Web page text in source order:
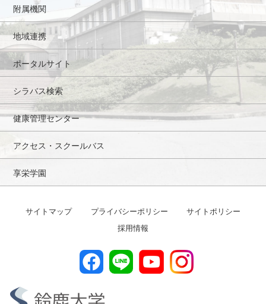
附属機関
地域連携
ポータルサイト
シラバス検索
健康管理センター
アクセス・スクールバス
享栄学園
サイトマップ プライバシーポリシー
サイトポリシー
採用情報